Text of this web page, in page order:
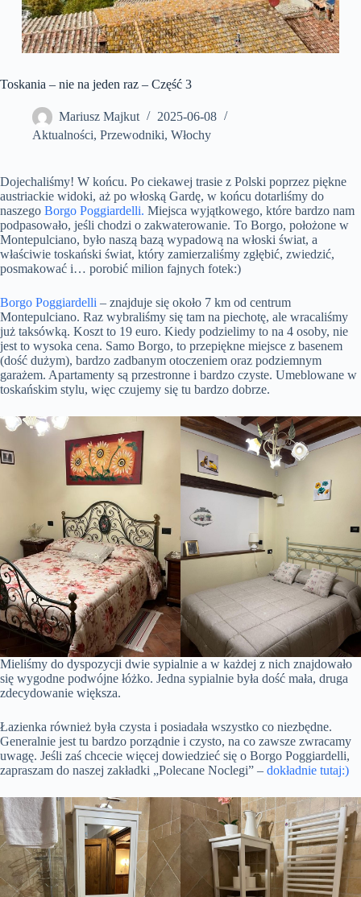
Toskania – nie na jeden raz – Część 3
Mariusz Majkut
2025-06-08
Aktualności, Przewodniki, Włochy
Dojechaliśmy! W końcu. Po ciekawej trasie z Polski poprzez piękne
austriackie widoki, aż po włoską Gardę, w końcu dotarliśmy do
naszego Borgo Poggiardelli. Miejsca wyjątkowego, które bardzo nam
podpasowało, jeśli chodzi o zakwaterowanie. To Borgo, położone w
Montepulciano, było naszą bazą wypadową na włoski świat, a
właściwie toskański świat, który zamierzaliśmy zgłębić, zwiedzić,
posmakować i… porobić milion fajnych fotek:)
Borgo Poggiardelli – znajduje się około 7 km od centrum
Montepulciano. Raz wybraliśmy się tam na piechotę, ale wracaliśmy
już taksówką. Koszt to 19 euro. Kiedy podzielimy to na 4 osoby, nie
jest to wysoka cena. Samo Borgo, to przepiękne miejsce z basenem
(dość dużym), bardzo zadbanym otoczeniem oraz podziemnym
garażem. Apartamenty są przestronne i bardzo czyste. Umeblowane w
toskańskim stylu, więc czujemy się tu bardzo dobrze.
Mieliśmy do dyspozycji dwie sypialnie a w każdej z nich znajdowało
się wygodne podwójne łóżko. Jedna sypialnie była dość mała, druga
zdecydowanie większa.
Łazienka również była czysta i posiadała wszystko co niezbędne.
Generalnie jest tu bardzo porządnie i czysto, na co zawsze zwracamy
uwagę. Jeśli zaś chcecie więcej dowiedzieć się o Borgo Poggiardelli,
zapraszam do naszej zakładki „Polecane Noclegi” – dokładnie tutaj:)